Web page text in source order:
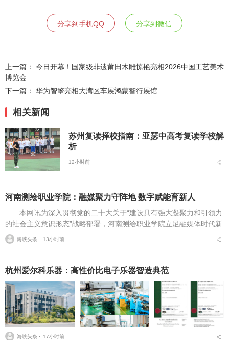
分享到手机QQ 分享到微信
上一篇： 今日开幕！国家级非遗莆田木雕惊艳亮相2026中国工艺美术
博览会
下一篇： 华为智擎亮相大湾区车展鸿蒙智行展馆
相关新闻
苏州复读择校指南：亚瑟中高考复读学校解
析
12小时前
河南测绘职业学院：融媒聚力守阵地 数字赋能育新人
本网讯为深入贯彻党的二十大关于“建设具有强大凝聚力和引领力
的社会主义意识形态”战略部署，河南测绘职业学院立足融媒体时代新
挑战，扎实推进在风险研判、机制创新、技术赋能、实践育人等方面
的路径分析与研...
海峡头条 ⋅ 13小时前
杭州爱尔科乐器：高性价比电子乐器智造典范
海峡头条 ⋅ 17小时前